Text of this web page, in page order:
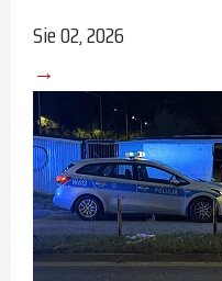
Sie 02, 2026
→